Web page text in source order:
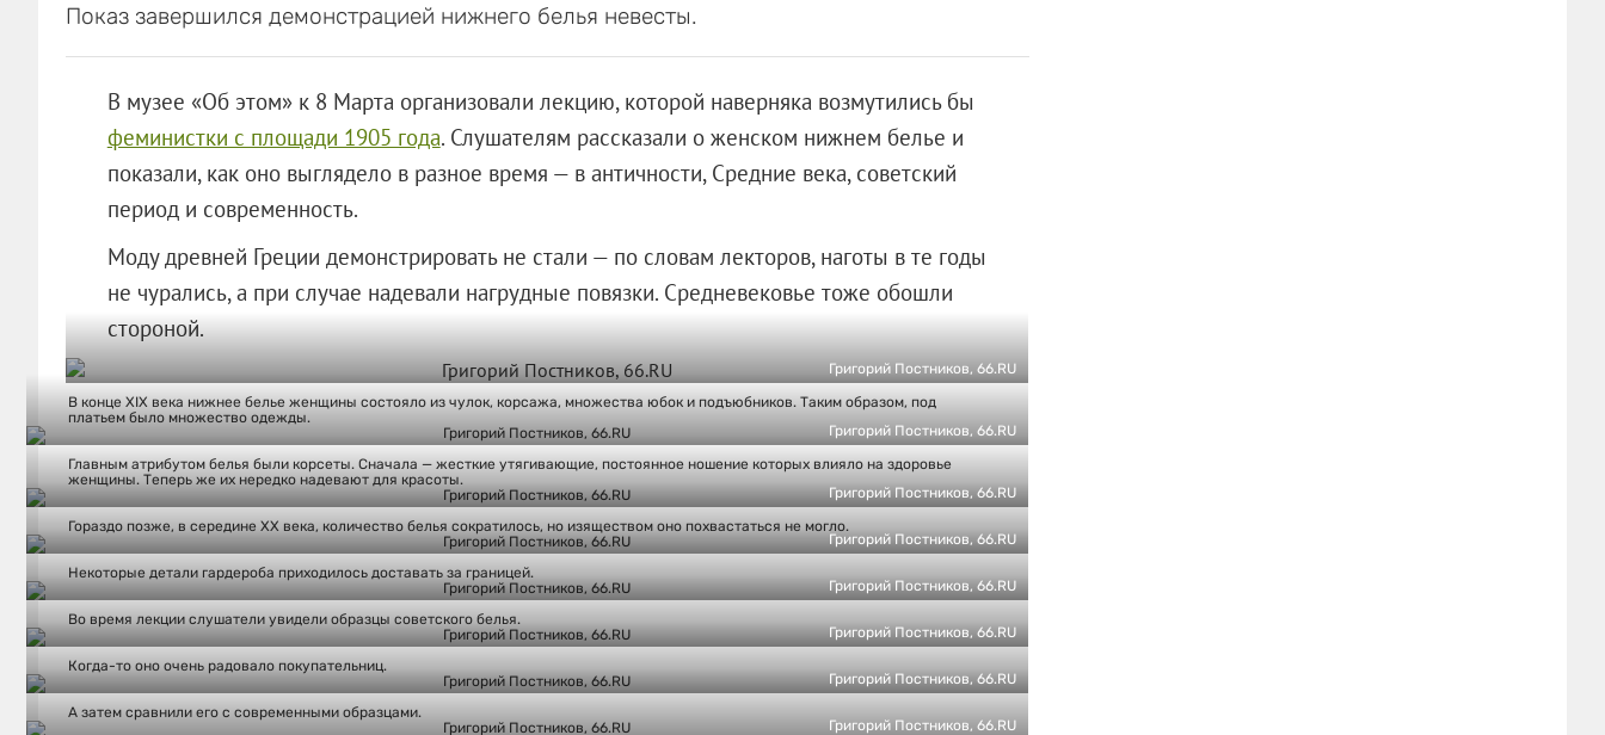
Показ завершился демонстрацией нижнего белья невесты.
В музее «Об этом» к 8 Марта организовали лекцию, которой наверняка возмутились бы
феминистки с площади 1905 года. Слушателям рассказали о женском нижнем белье и
показали, как оно выглядело в разное время — в античности, Средние века, советский
период и современность.
Моду древней Греции демонстрировать не стали — по словам лекторов, наготы в те годы
не чурались, а при случае надевали нагрудные повязки. Средневековье тоже обошли
стороной.
Григорий Постников, 66.RU
В конце XIX века нижнее белье женщины состояло из чулок, корсажа, множества юбок и подъюбников. Таким образом, под
платьем было множество одежды.
Григорий Постников, 66.RU
Главным атрибутом белья были корсеты. Сначала — жесткие утягивающие, постоянное ношение которых влияло на здоровье
женщины. Теперь же их нередко надевают для красоты.
Григорий Постников, 66.RU
Гораздо позже, в середине XX века, количество белья сократилось, но изяществом оно похвастаться не могло.
Григорий Постников, 66.RU
Некоторые детали гардероба приходилось доставать за границей.
Григорий Постников, 66.RU
Во время лекции слушатели увидели образцы советского белья.
Григорий Постников, 66.RU
Когда-то оно очень радовало покупательниц.
Григорий Постников, 66.RU
А затем сравнили его с современными образцами.
Григорий Постников, 66.RU